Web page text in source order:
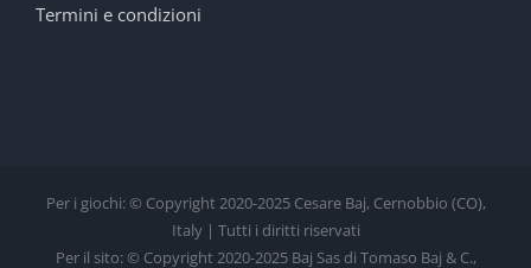
Termini e condizioni
Per i giochi: © Copyright 2020-2025 Cesare Baj, Cernobbio (CO),
Italy | Tutti i diritti riservati
Per il sito: © Copyright 2020-2025 Baj Sas di Tomaso Baj & C.,